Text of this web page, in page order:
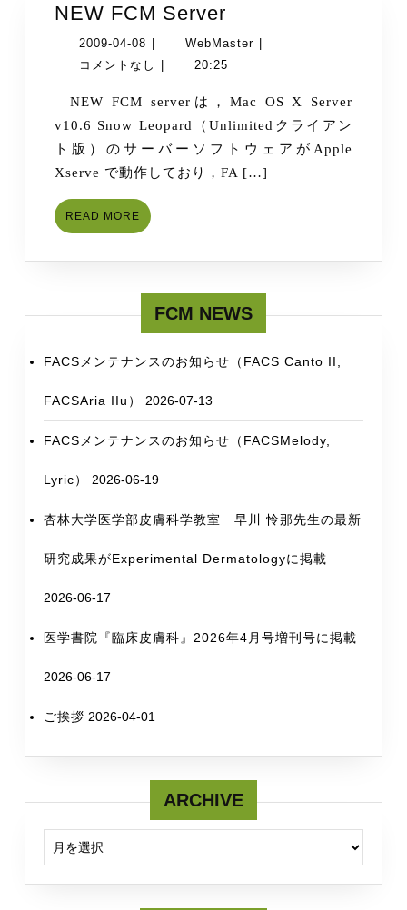
NEW FCM Server
FCM
Server
2009-04-08 2009-
04-
| WebMaster WebMaster
|
コメントなし
| 20:25
NEW FCM serverは，Mac OS X Server
v10.6 Snow Leopard（Unlimitedクライアン
ト版）のサーバーソフトウェアがApple
Xserve で動作しており，FA […]
READ MORE READ
MORE
FCM NEWS
FACSメンテナンスのお知らせ（FACS Canto II,
FACSAria IIu） 2026-07-13
FACSメンテナンスのお知らせ（FACSMelody,
Lyric） 2026-06-19
杏林大学医学部皮膚科学教室 早川 怜那先生の最新
研究成果がExperimental Dermatologyに掲載
2026-06-17
医学書院『臨床皮膚科』2026年4月号増刊号に掲載
2026-06-17
ご挨拶 2026-04-01
ARCHIVE
ARCHIVE